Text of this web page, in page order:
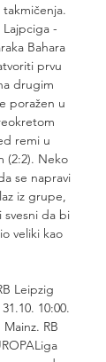
-
Bahara
prvu
drugim
poražen u
remi u
(2:2). Neko
se napravi
iz grupe,
svesni da bi
veliki kao
Leipzig
10:00.
RB